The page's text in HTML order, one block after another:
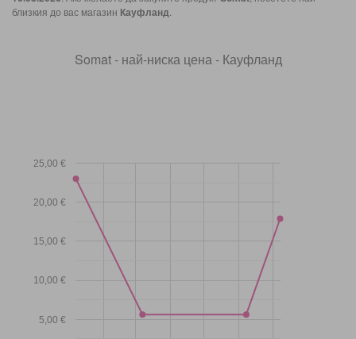
близкия до вас магазин Кауфланд.
Somat - най-ниска цена - Кауфланд
5,00 €
10,00 €
15,00 €
20,00 €
25,00 €